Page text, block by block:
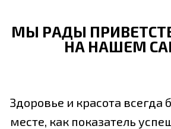
МЫ РАДЫ
НА НАШЕМ
Здоровье и красота всегда
месте, как показатель